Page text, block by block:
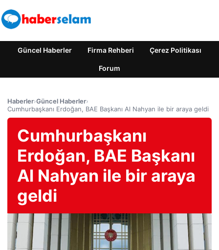
Güncel Haberler Firma Rehberi Çerez Politikası
Forum
Haberler›Güncel Haberler›
Cumhurbaşkanı Erdoğan, BAE Başkanı Al Nahyan ile bir araya geldi
Cumhurbaşkanı
Erdoğan, BAE Başkanı
Al Nahyan ile bir araya
geldi